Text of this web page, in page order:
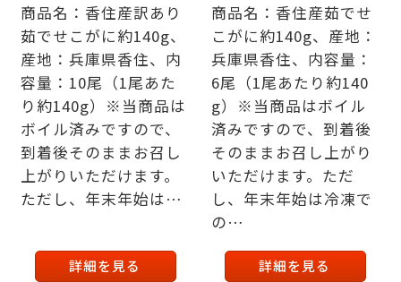
商品名：香住産訳あり
茹でせこがに約140g、
産地：兵庫県香住、内
容量：10尾（1尾あた
り約140g）※当商品は
ボイル済みですので、
到着後そのままお召し
上がりいただけます。
ただし、年末年始は…
詳細を見る
商品名：香住産茹でせ
こがに約140g、産地：
兵庫県香住、内容量：
6尾（1尾あたり約140
g）※当商品はボイル
済みですので、到着後
そのままお召し上がり
いただけます。ただ
し、年末年始は冷凍で
の…
詳細を見る